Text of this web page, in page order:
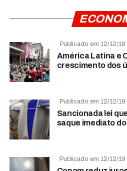
Publicado em 12/12/19
América Latina e
crescimento dos
Publicado em 12/12/19
Sancionada lei
saque imediato do
Publicado em 12/12/19